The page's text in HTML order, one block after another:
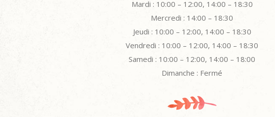
Mardi : 10:00 – 12:00, 14:00 – 18:30
Mercredi : 14:00 – 18:30
Jeudi : 10:00 – 12:00, 14:00 – 18:30
Vendredi : 10:00 – 12:00, 14:00 – 18:30
Samedi : 10:00 – 12:00, 14:00 – 18:00
Dimanche : Fermé